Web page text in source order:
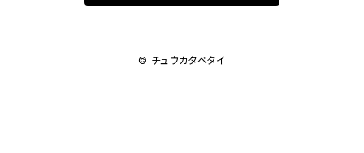
© チュウカタベタイ